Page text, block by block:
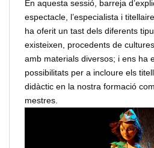
En aquesta sessió, barreja
espectacle, l’especialista i titellaire
ha oferit un tast dels diferents
existeixen, procedents de
amb materials diversos; i ens ha
possibilitats per a incloure els
didàctic en la nostra formació
mestres.